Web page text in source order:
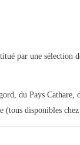
par une sélection
du Pays
(tous disponibles